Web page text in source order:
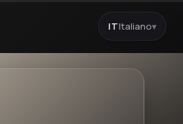
ITItaliano▾